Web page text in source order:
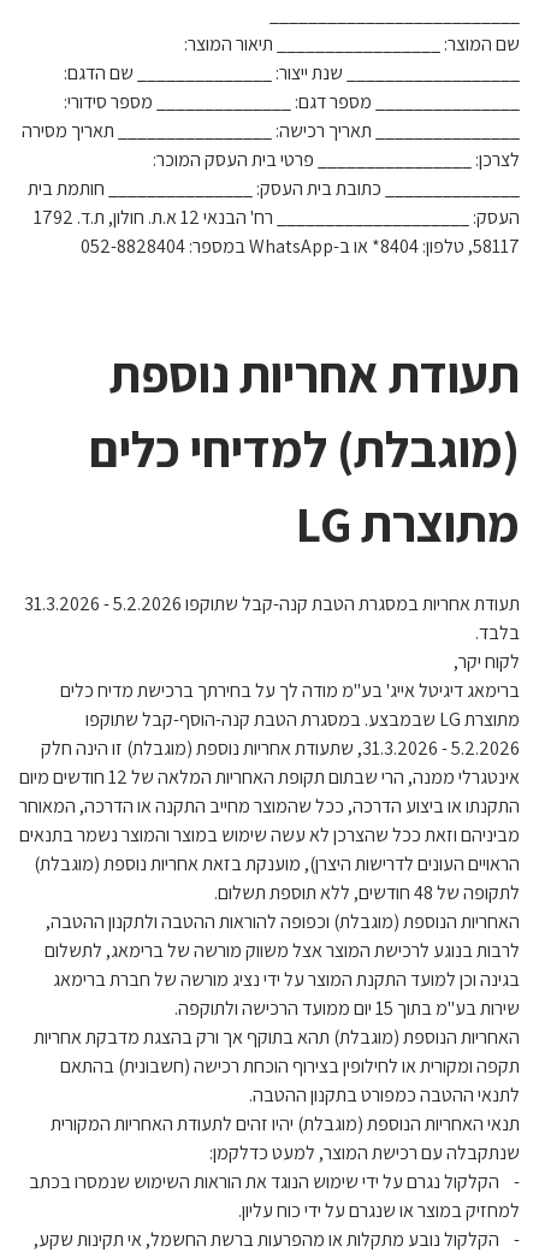
שם המוצר: _________________ תיאור המוצר:
__________________ שנת ייצור: ______________ שם הדגם:
_______________ מספר דגם: ______________ מספר סידורי:
_______________ תאריך רכישה: ________________ תאריך מסירה
לצרכן: ________________ פרטי בית העסק המוכר:
______________ כתובת בית העסק: _______________ חותמת בית
העסק: ____________________ רח' הבנאי 12 א.ת. חולון, ת.ד. 1792
58117, טלפון: 8404* או ב-WhatsApp במספר: 052-8828404
תעודת אחריות נוספת
(מוגבלת) למדיחי כלים
מתוצרת LG
תעודת אחריות במסגרת הטבת קנה-קבל שתוקפו 5.2.2026 - 31.3.2026
בלבד.
לקוח יקר,
ברימאג דיגיטל אייג' בע"מ מודה לך על בחירתך ברכישת מדיח כלים
מתוצרת LG שבמבצע. במסגרת הטבת קנה-הוסף-קבל שתוקפו
5.2.2026 - 31.3.2026, שתעודת אחריות נוספת (מוגבלת) זו הינה חלק
אינטגרלי ממנה, הרי שבתום תקופת האחריות המלאה של 12 חודשים מיום
התקנתו או ביצוע הדרכה, ככל שהמוצר מחייב התקנה או הדרכה, המאוחר
מביניהם וזאת ככל שהצרכן לא עשה שימוש במוצר והמוצר נשמר בתנאים
הראויים העונים לדרישות היצרן), מוענקת בזאת אחריות נוספת (מוגבלת)
לתקופה של 48 חודשים, ללא תוספת תשלום.
האחריות הנוספת (מוגבלת) וכפופה להוראות ההטבה ולתקנון ההטבה,
לרבות בנוגע לרכישת המוצר אצל משווק מורשה של ברימאג, לתשלום
בגינה וכן למועד התקנת המוצר על ידי נציג מורשה של חברת ברימאג
שירות בע"מ בתוך 15 יום ממועד הרכישה ולתוקפה.
האחריות הנוספת (מוגבלת) תהא בתוקף אך ורק בהצגת מדבקת אחריות
תקפה ומקורית או לחילופין בצירוף הוכחת רכישה (חשבונית) בהתאם
לתנאי ההטבה כמפורט בתקנון ההטבה.
תנאי האחריות הנוספת (מוגבלת) יהיו זהים לתעודת האחריות המקורית
שנתקבלה עם רכישת המוצר, למעט כדלקמן:
- הקלקול נגרם על ידי שימוש הנוגד את הוראות השימוש שנמסרו בכתב
למחזיק במוצר או שנגרם על ידי כוח עליון.
- הקלקול נובע מתקלות או מהפרעות ברשת החשמל, אי תקינות שקע,